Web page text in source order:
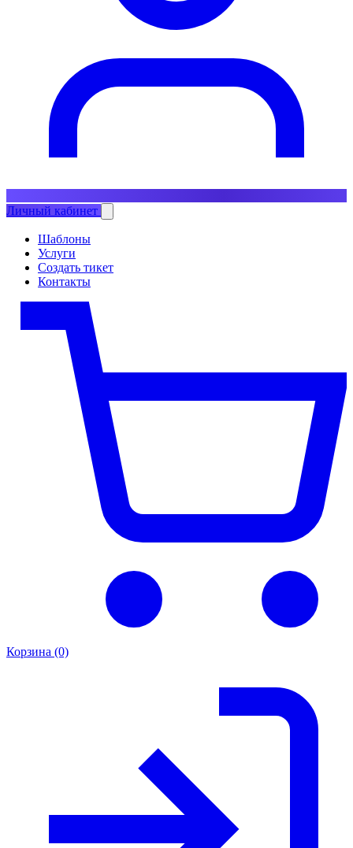
Личный кабинет
Шаблоны
Услуги
Создать тикет
Контакты
Корзина (0)